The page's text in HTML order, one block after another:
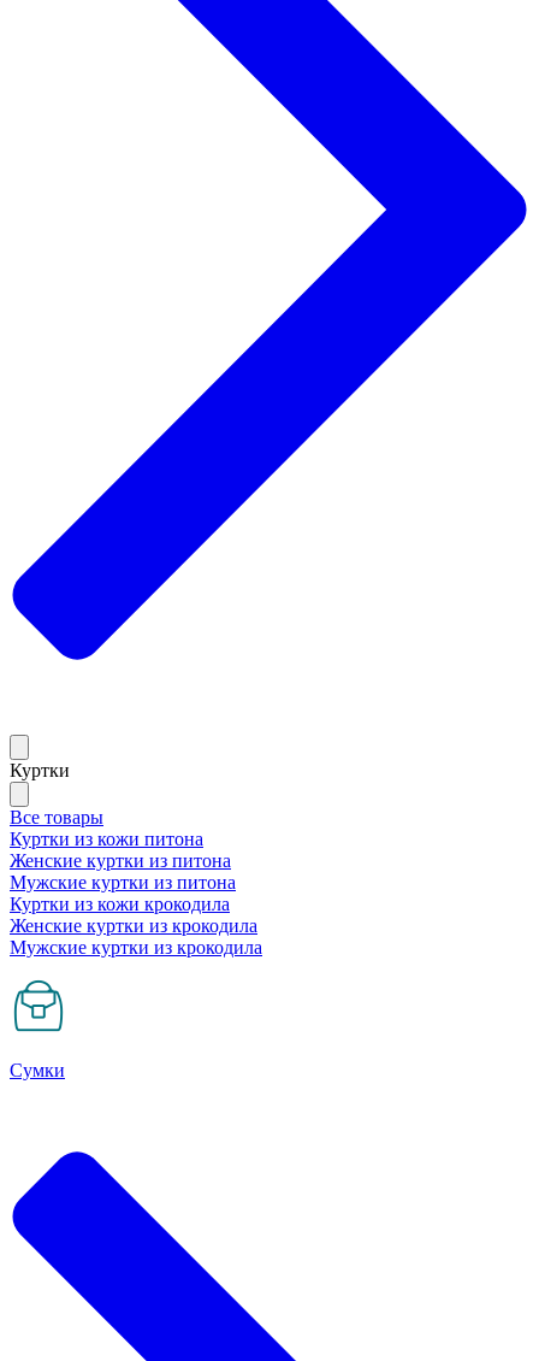
Куртки
Все товары
Куртки из кожи питона
Женские куртки из питона
Мужские куртки из питона
Куртки из кожи крокодила
Женские куртки из крокодила
Мужские куртки из крокодила
Сумки